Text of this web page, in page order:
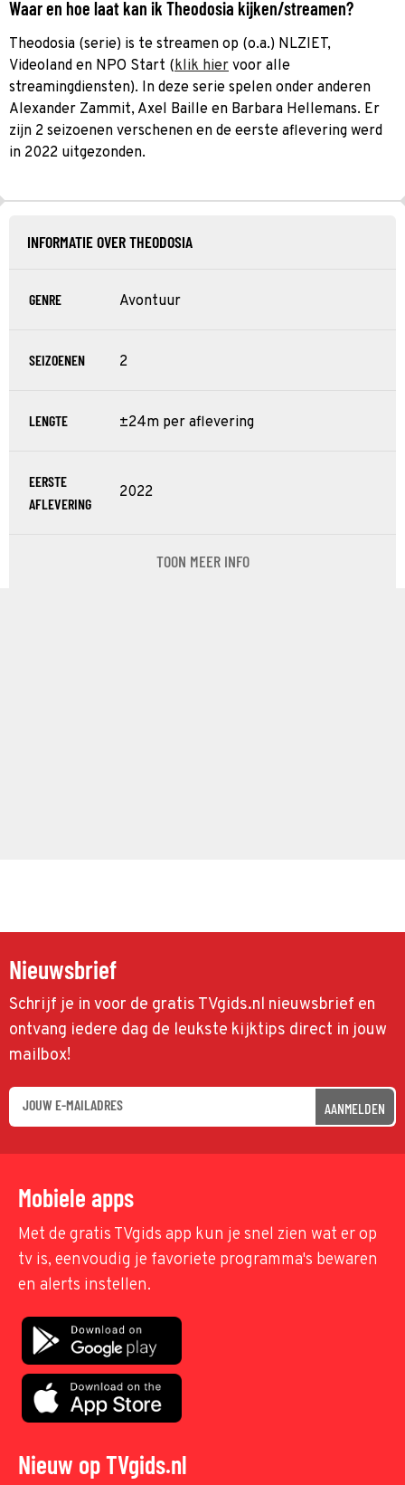
Waar en hoe laat kan ik Theodosia kijken/streamen?
Theodosia (serie) is te streamen op (o.a.) NLZIET,
Videoland en NPO Start (klik hier voor alle
streamingdiensten). In deze serie spelen onder anderen
Alexander Zammit, Axel Baille en Barbara Hellemans. Er
zijn 2 seizoenen verschenen en de eerste aflevering werd
in 2022 uitgezonden.
INFORMATIE OVER THEODOSIA
GENRE Avontuur
SEIZOENEN 2
LENGTE ±24m per aflevering
EERSTE
AFLEVERING
2022
TOON MEER INFO
Nieuwsbrief
Schrijf je in voor de gratis TVgids.nl nieuwsbrief en
ontvang iedere dag de leukste kijktips direct in jouw
mailbox!
AANMELDEN
Mobiele apps
Met de gratis TVgids app kun je snel zien wat er op
tv is, eenvoudig je favoriete programma's bewaren
en alerts instellen.
Nieuw op TVgids.nl